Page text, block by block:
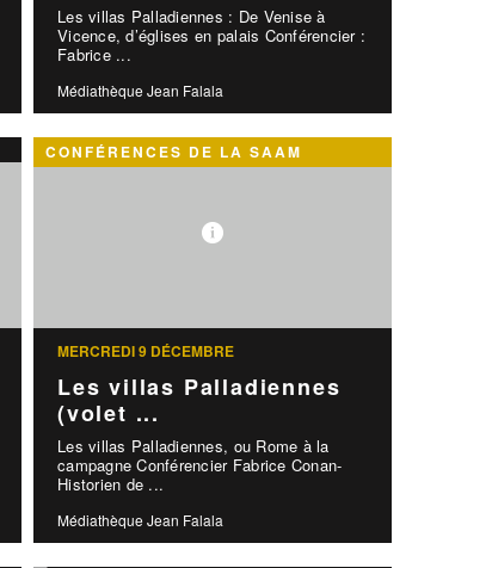
Les villas Palladiennes : De Venise à
Vicence, d’églises en palais Conférencier :
Fabrice ...
Médiathèque Jean Falala
CONFÉRENCES DE LA SAAM
MERCREDI 9 DÉCEMBRE
Les villas Palladiennes
(volet ...
Les villas Palladiennes, ou Rome à la
campagne Conférencier Fabrice Conan-
Historien de ...
Médiathèque Jean Falala